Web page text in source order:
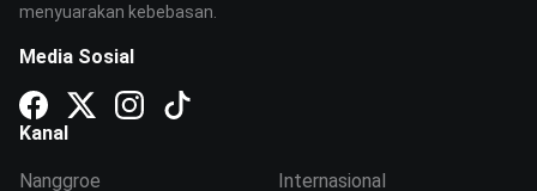
menyuarakan kebebasan.
Media Sosial
Kanal
Nanggroe Internasional